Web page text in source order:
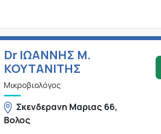
Dr ΙΩΑΝΝΗΣ Μ.
ΚΟΥΤΑΝΙΤΗΣ
Μικροβιολόγος
Σκενδερανη Μαριας 66,
Βολος